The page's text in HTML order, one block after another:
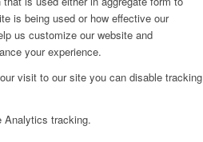
is being used or how effective our
us customize our website and
your experience.
visit to our site you can disable tracking
Analytics tracking.